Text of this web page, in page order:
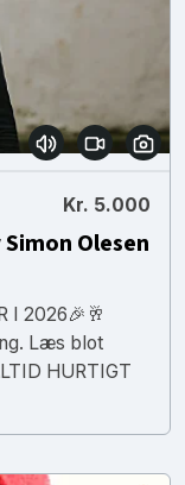
Kr. 5.000
Olesen
I 2026🎉🥂
Læs blot
HURTIGT